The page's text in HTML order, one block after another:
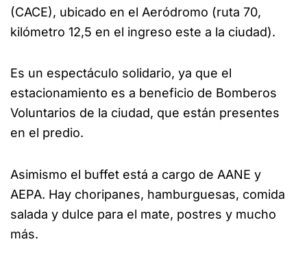
(CACE), ubicado en el Aeródromo (ruta 70,
kilómetro 12,5 en el ingreso este a la ciudad).
Es un espectáculo solidario, ya que el
estacionamiento es a beneficio de Bomberos
Voluntarios de la ciudad, que están presentes
en el predio.
Asimismo el buffet está a cargo de AANE y
AEPA. Hay choripanes, hamburguesas, comida
salada y dulce para el mate, postres y mucho
más.